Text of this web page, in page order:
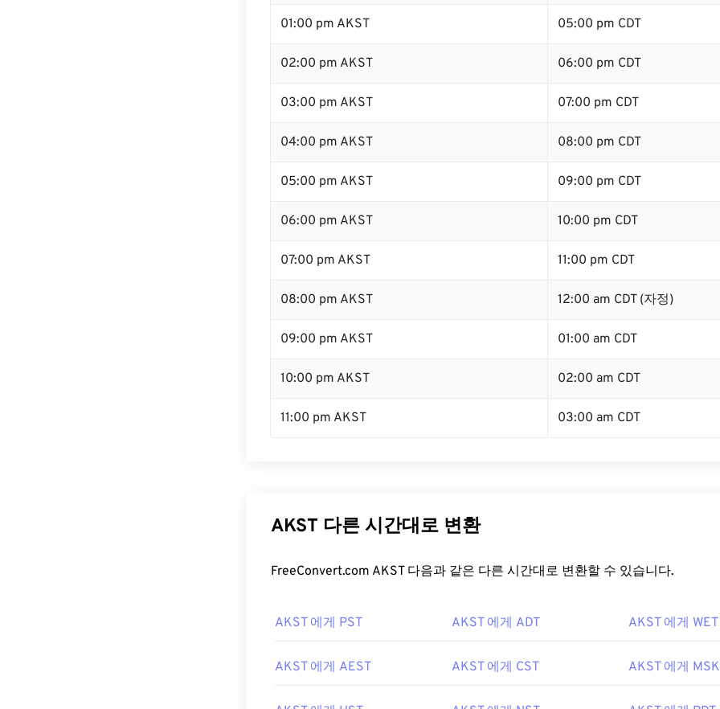
01:00 pm AKST 05:00 pm CDT
02:00 pm AKST 06:00 pm CDT
03:00 pm AKST 07:00 pm CDT
04:00 pm AKST 08:00 pm CDT
05:00 pm AKST 09:00 pm CDT
06:00 pm AKST 10:00 pm CDT
07:00 pm AKST 11:00 pm CDT
08:00 pm AKST 12:00 am CDT (자정)
09:00 pm AKST 01:00 am CDT
10:00 pm AKST 02:00 am CDT
11:00 pm AKST 03:00 am CDT
AKST 다른 시간대로 변환
FreeConvert.com AKST 다음과 같은 다른 시간대로 변환할 수 있습니다.
AKST 에게 PST AKST 에게 ADT AKST 에게 WET
AKST 에게 AEST AKST 에게 CST AKST 에게 MSK